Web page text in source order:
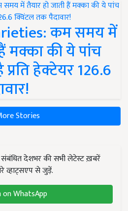
कम समय में
मक्का की ये पांच
हेक्टेयर 126.6
Stories
देशभर की सभी लेटेस्ट ख़बरें
व्हाट्सएप से जुड़ें.
on WhatsApp